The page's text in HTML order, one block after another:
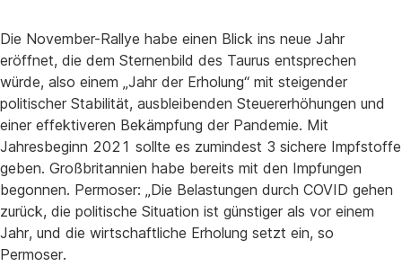
Die November-Rallye habe einen Blick ins neue Jahr
eröffnet, die dem Sternenbild des Taurus entsprechen
würde, also einem „Jahr der Erholung“ mit steigender
politischer Stabilität, ausbleibenden Steuererhöhungen und
einer effektiveren Bekämpfung der Pandemie. Mit
Jahresbeginn 2021 sollte es zumindest 3 sichere Impfstoffe
geben. Großbritannien habe bereits mit den Impfungen
begonnen. Permoser: „Die Belastungen durch COVID gehen
zurück, die politische Situation ist günstiger als vor einem
Jahr, und die wirtschaftliche Erholung setzt ein, so
Permoser.